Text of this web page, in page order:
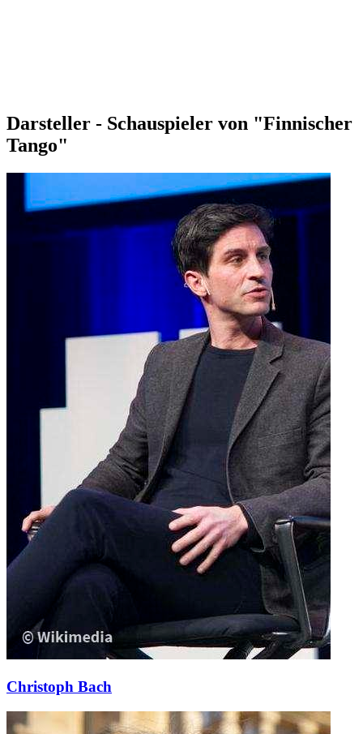
Darsteller - Schauspieler von "Finnischer
Tango"
Christoph Bach